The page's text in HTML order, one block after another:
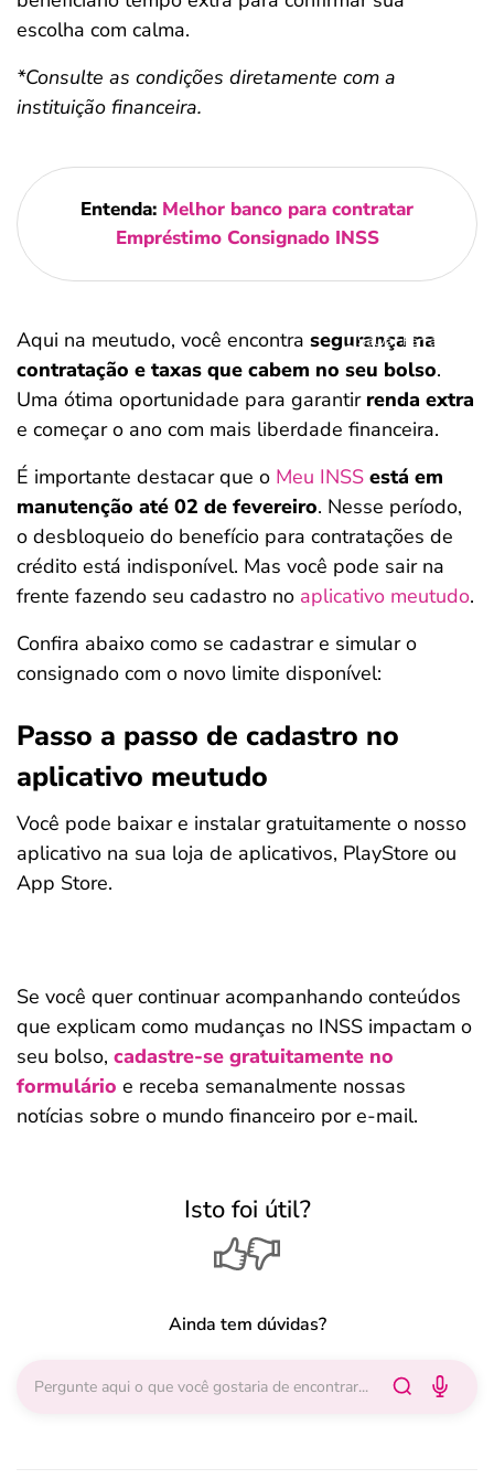
Salvar Ferramenta
escolha com calma.
*Consulte as condições diretamente com a
instituição financeira.
Entenda: Melhor banco para contratar
Empréstimo Consignado INSS
Aqui na meutudo, você encontra segurança na
contratação e taxas que cabem no seu bolso.
Uma ótima oportunidade para garantir renda extra
e começar o ano com mais liberdade financeira.
É importante destacar que o Meu INSS está em
manutenção até 02 de fevereiro. Nesse período,
o desbloqueio do benefício para contratações de
crédito está indisponível. Mas você pode sair na
frente fazendo seu cadastro no aplicativo meutudo.
Confira abaixo como se cadastrar e simular o
consignado com o novo limite disponível:
Passo a passo de cadastro no
aplicativo meutudo
Você pode baixar e instalar gratuitamente o nosso
aplicativo na sua loja de aplicativos, PlayStore ou
App Store.
Se você quer continuar acompanhando conteúdos
que explicam como mudanças no INSS impactam o
seu bolso, cadastre-se gratuitamente no
formulário e receba semanalmente nossas
notícias sobre o mundo financeiro por e-mail.
Isto foi útil?
Ainda tem dúvidas?